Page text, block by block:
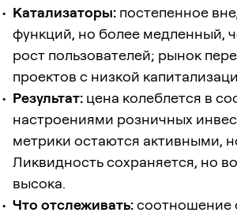
Катализаторы: постепенное
функций, но более медленный,
рост пользователей; рынок
проектов с низкой
Результат: цена колеблется в
настроениями розничных
метрики остаются активными,
Ликвидность сохраняется, но
высока.
Что отслеживать:соотношение